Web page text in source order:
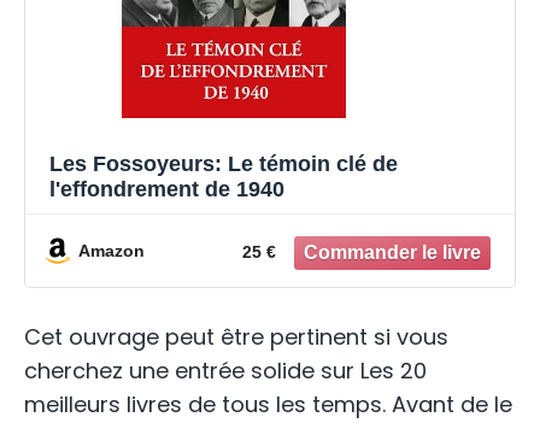
Les Fossoyeurs: Le témoin clé de
l'effondrement de 1940
Amazon 25 €
Cet ouvrage peut être pertinent si vous
cherchez une entrée solide sur Les 20
meilleurs livres de tous les temps. Avant de le